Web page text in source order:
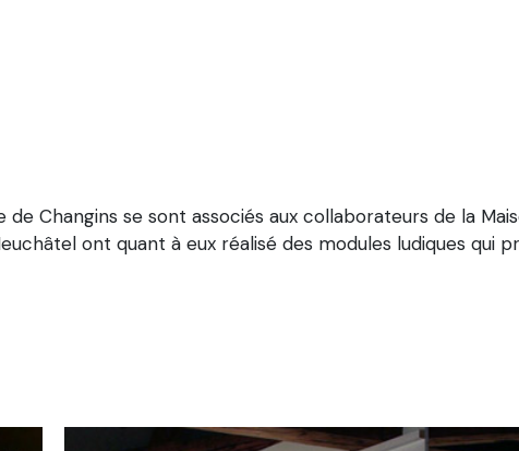
Changins se sont associés aux collaborateurs de la
ont quant à eux réalisé des modules ludiques